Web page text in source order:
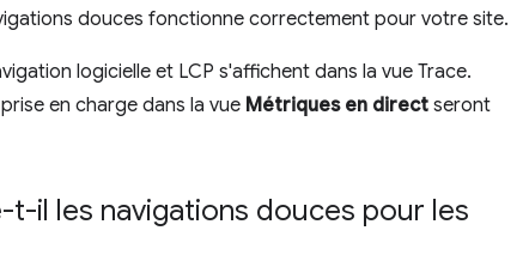
douces fonctionne correctement pour votre site.
logicielle et LCP s'affichent dans la vue Trace.
en charge dans la vue Métriques en direct seront
il les navigations douces pour les